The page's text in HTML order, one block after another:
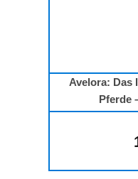
Avelora: Das
Pferde